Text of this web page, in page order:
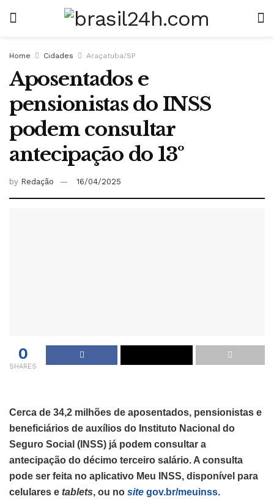
Home Cidades Araçatuba/SP
Aposentados e
pensionistas do INSS
podem consultar
antecipação do 13º
by Redação 16/04/2025
0
SHARES
Cerca de 34,2 milhões de aposentados, pensionistas e
beneficiários de auxílios do Instituto Nacional do
Seguro Social (INSS) já podem consultar a
antecipação do décimo terceiro salário. A consulta
pode ser feita no aplicativo Meu INSS, disponível para
celulares e tablets, ou no site gov.br/meuinss.